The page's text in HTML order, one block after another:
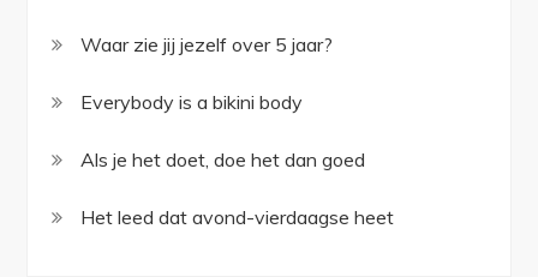
Waar zie jij jezelf over 5 jaar?
Everybody is a bikini body
Als je het doet, doe het dan goed
Het leed dat avond-vierdaagse heet